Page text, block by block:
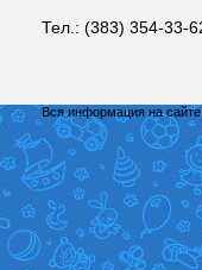
Тел.: (383) 354-33-
Вся информация на